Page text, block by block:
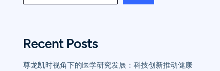
Recent Posts
尊龙凯时视角下的医学研究发展：科技创新推动健康